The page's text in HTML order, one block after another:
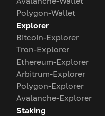
Polygon-Wallet
Explorer
Bitcoin-Explorer
Tron-Explorer
Ethereum-Explorer
Arbitrum-Explorer
Polygon-Explorer
Avalanche-Explorer
Staking